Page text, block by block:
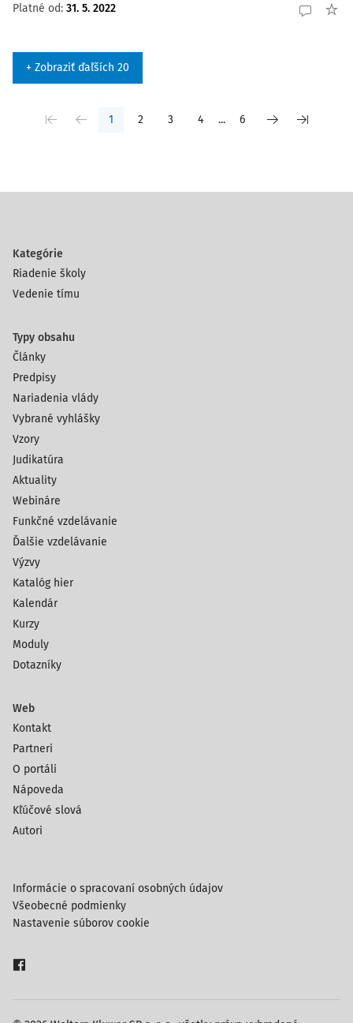
Platné od: 31. 5. 2022
+ Zobraziť ďaľších 20
1 2 3 4 ... 6
Kategórie
Riadenie školy
Vedenie tímu
Typy obsahu
Články
Predpisy
Nariadenia vlády
Vybrané vyhlášky
Vzory
Judikatúra
Aktuality
Webináre
Funkčné vzdelávanie
Ďalšie vzdelávanie
Výzvy
Katalóg hier
Kalendár
Kurzy
Moduly
Dotazníky
Web
Kontakt
Partneri
O portáli
Nápoveda
Kľúčové slová
Autori
Informácie o spracovaní osobných údajov
Všeobecné podmienky
Nastavenie súborov cookie